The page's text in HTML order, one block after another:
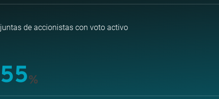
juntas de accionistas con voto activo
55%